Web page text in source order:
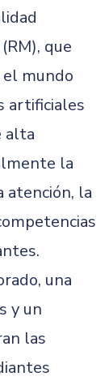
que
mundo
artificiales
alta
la
atención, la
una
y un
las